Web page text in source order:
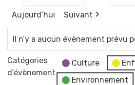
Aujourd’hui
Suivant
Il n’y a aucun évènement prévu
Catégories
d’évènement
Culture
Environnement